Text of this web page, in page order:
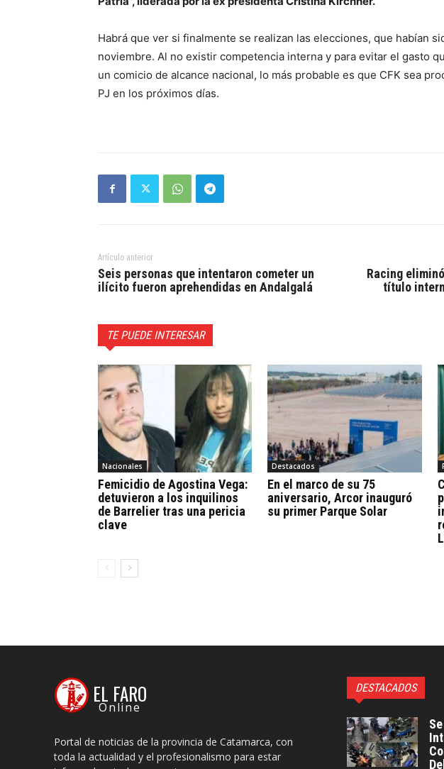
Habrá que ver si finalmente se realizan las elecciones, que habían
noviembre. Al no existir competencia interna y para evitar el gasto
un comicio de alcance nacional, lo más probable es que CFK sea
PJ en los próximos días.
Artículo anterior
Seis personas que intentaron cometer un
ilícito fueron aprehendidas en Andalgalá
Racing
título
TE PUEDE INTERESAR
Nacionales
Femicidio de Agostina Vega:
detuvieron a los inquilinos
de Barrelier tras una pericia
clave
Destacados
En el marco de su 75
aniversario, Arcor inauguró
su primer Parque Solar
EL FARO
Online
Portal de noticias de la provincia de Catamarca, con
toda la actualidad y el profesionalismo para estar
DESTACADOS